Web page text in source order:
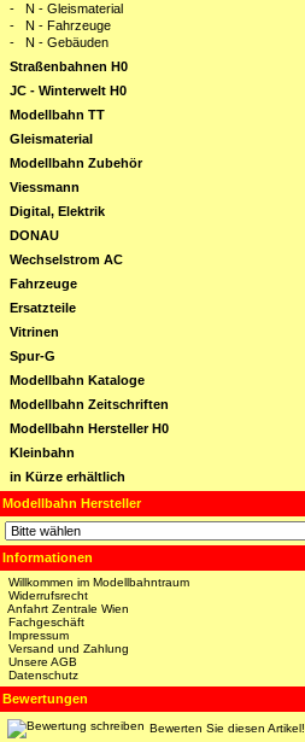
- N - Gleismaterial
- N - Fahrzeuge
- N - Gebäuden
Straßenbahnen H0
JC - Winterwelt H0
Modellbahn TT
Gleismaterial
Modellbahn Zubehör
Viessmann
Digital, Elektrik
DONAU
Wechselstrom AC
Fahrzeuge
Ersatzteile
Vitrinen
Spur-G
Modellbahn Kataloge
Modellbahn Zeitschriften
Modellbahn Hersteller H0
Kleinbahn
in Kürze erhältlich
Modellbahn Hersteller
Informationen
Willkommen im Modellbahntraum
Widerrufsrecht
Anfahrt Zentrale Wien
Fachgeschäft
Impressum
Versand und Zahlung
Unsere AGB
Datenschutz
Bewertungen
Bewerten Sie diesen Artikel!